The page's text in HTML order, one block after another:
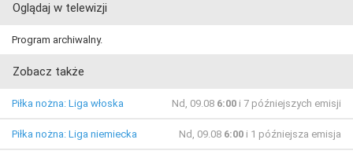
Oglądaj w telewizji
Program archiwalny.
Zobacz także
Piłka nożna: Liga włoska Nd, 09.08 6:00 i 7 późniejszych emisji
Piłka nożna: Liga niemiecka Nd, 09.08 6:00 i 1 późniejsza emisja